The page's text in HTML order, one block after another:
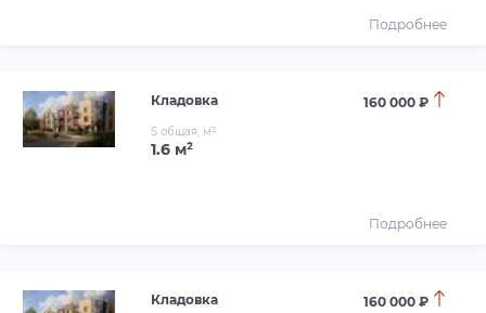
Подробнее
Кладовка 160 000 ₽
S общая, м²
1.6 м²
Подробнее
Кладовка 160 000 ₽